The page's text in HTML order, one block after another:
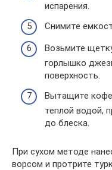
испарения.
Снимите
Возьмите
горлышко
поверхность.
Вытащите
теплой водой,
до блеска.
При сухом методе
ворсом и протрите